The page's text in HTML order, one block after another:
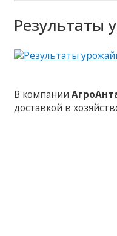
Результаты
В компании
доставкой в